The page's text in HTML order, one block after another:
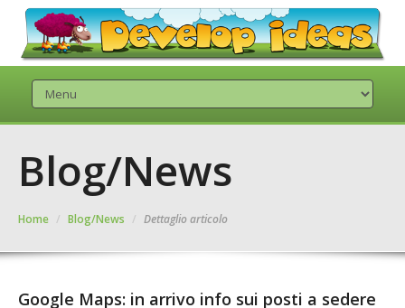
Blog/News
Home / Blog/News / Dettaglio articolo
Google Maps: in arrivo info sui posti a sedere